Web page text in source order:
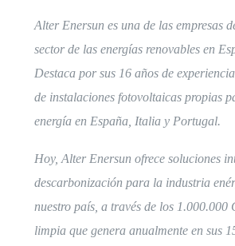
Alter Enersun es una de las empresas
sector de las energías renovables en
Destaca por sus 16 años de
de instalaciones fotovoltaicas propias
energía en España, Italia y Portugal.
Hoy, Alter Enersun ofrece soluciones
descarbonización para la industria
nuestro país, a través de los 1.000.000
limpia que genera anualmente en sus